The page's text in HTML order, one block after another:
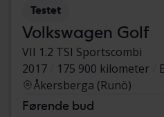
Testet
Volkswagen Golf
VII 1.2 TSI Sportscombi
2017
175 900 kilometer
Åkersberga (Runö)
Førende bud